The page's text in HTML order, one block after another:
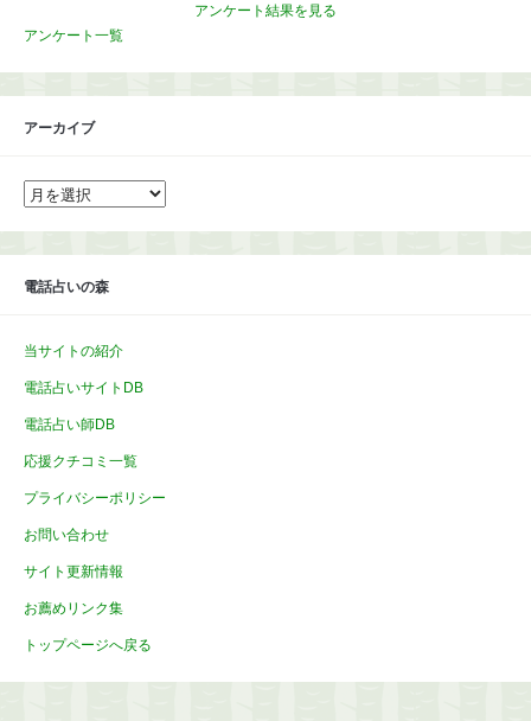
アンケート結果を見る
アンケート一覧
アーカイブ
ア
ー
イ
電話占いの森
当サイトの紹介
電話占いサイトDB
電話占い師DB
応援クチコミ一覧
プライバシーポリシー
お問い合わせ
サイト更新情報
お薦めリンク集
トップページへ戻る